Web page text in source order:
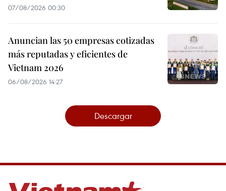
07/08/2026 00:30
Anuncian las 50 empresas cotizadas
más reputadas y eficientes de
Vietnam 2026
06/08/2026 14:27
Descargar